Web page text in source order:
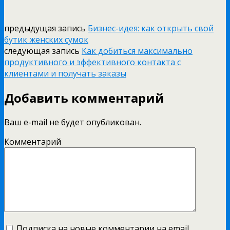
предыдущая запись Бизнес-идея: как открыть свой
бутик женских сумок
следующая запись Как добиться максимально
продуктивного и эффективного контакта с
клиентами и получать заказы
Добавить комментарий
Ваш e-mail не будет опубликован.
Комментарий